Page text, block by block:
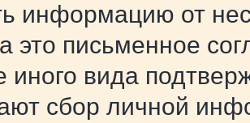
информацию от
это письменное
иного вида
сбор личной